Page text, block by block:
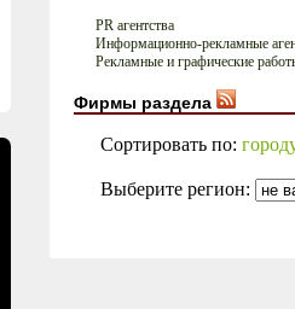
PR агентства
Информационно-рекламные
Рекламные и графические
Фирмы раздела
Сортировать по:
Выберите регион: